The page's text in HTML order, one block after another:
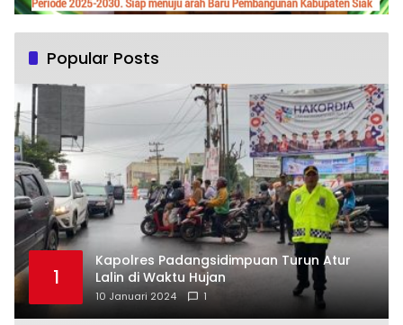
Popular Posts
1
Kapolres Padangsidimpuan Turun Atur
Lalin di Waktu Hujan
10 Januari 2024 1